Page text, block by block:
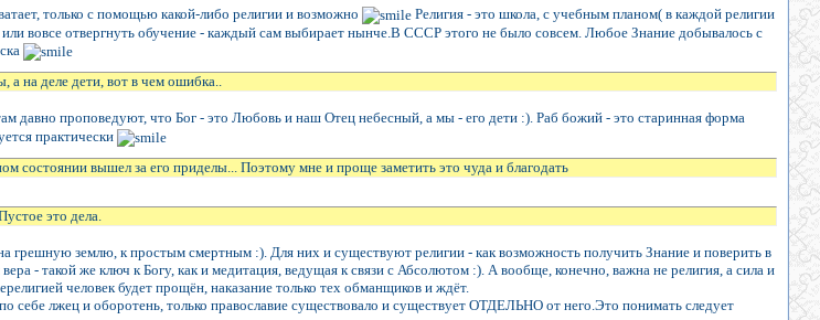
только с помощью какой-либо религии и возможно
Религия - это школа, с учебным планом( в каждой религии
вовсе отвергнуть обучение - каждый сам выбирает нынче.В СССР этого не было совсем. Любое Знание добывалось с
на деле дети, вот в чем ошибка..
давно проповедуют, что Бог - это Любовь и наш Отец небесный, а мы - его дети :). Раб божий - это старинная форма
практически
состоянии вышел за его приделы... Поэтому мне и проще заметить это чуда и благодать
это дела.
грешную землю, к простым смертным :). Для них и существуют религии - как возможность получить Знание и поверить в
- такой же ключ к Богу, как и медитация, ведущая к связи с Абсолютом :). А вообще, конечно, важна не религия, а сила и
человек будет прощён, наказание только тех обманщиков и ждёт.
себе лжец и оборотень, только православие существовало и существует ОТДЕЛЬНО от него.Это понимать следует